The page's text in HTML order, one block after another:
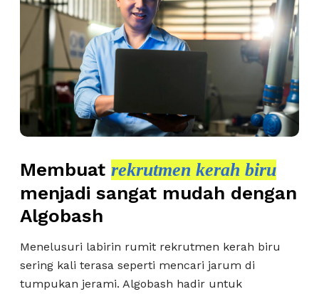
Membuat rekrutmen kerah biru
menjadi sangat mudah dengan
Algobash
Menelusuri labirin rumit rekrutmen kerah biru
sering kali terasa seperti mencari jarum di
tumpukan jerami. Algobash hadir untuk